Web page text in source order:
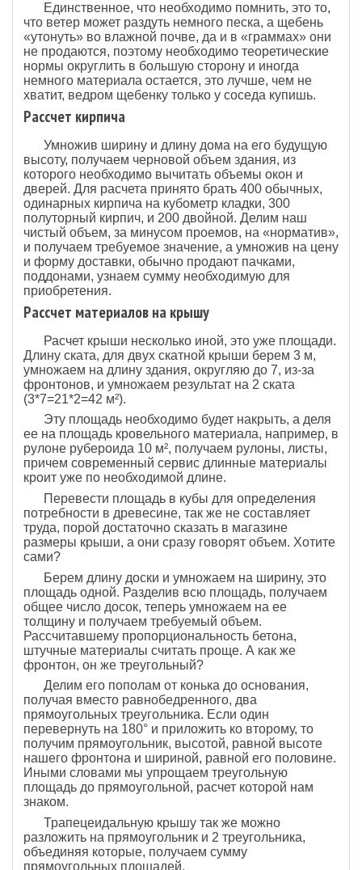
Единственное, что необходимо помнить, это то,
что ветер может раздуть немного песка, а щебень
«утонуть» во влажной почве, да и в «граммах» они
не продаются, поэтому необходимо теоретические
нормы округлить в большую сторону и иногда
немного материала остается, это лучше, чем не
хватит, ведром щебенку только у соседа купишь.
Рассчет кирпича
Умножив ширину и длину дома на его будущую
высоту, получаем черновой объем здания, из
которого необходимо вычитать объемы окон и
дверей. Для расчета принято брать 400 обычных,
одинарных кирпича на кубометр кладки, 300
полуторный кирпич, и 200 двойной. Делим наш
чистый объем, за минусом проемов, на «норматив»,
и получаем требуемое значение, а умножив на цену
и форму доставки, обычно продают пачками,
поддонами, узнаем сумму необходимую для
приобретения.
Рассчет материалов на крышу
Расчет крыши несколько иной, это уже площади.
Длину ската, для двух скатной крыши берем 3 м,
умножаем на длину здания, округляю до 7, из-за
фронтонов, и умножаем результат на 2 ската
(3*7=21*2=42 м²).
Эту площадь необходимо будет накрыть, а деля
ее на площадь кровельного материала, например, в
рулоне рубероида 10 м², получаем рулоны, листы,
причем современный сервис длинные материалы
кроит уже по необходимой длине.
Перевести площадь в кубы для определения
потребности в древесине, так же не составляет
труда, порой достаточно сказать в магазине
размеры крыши, а они сразу говорят объем. Хотите
сами?
Берем длину доски и умножаем на ширину, это
площадь одной. Разделив всю площадь, получаем
общее число досок, теперь умножаем на ее
толщину и получаем требуемый объем.
Рассчитавшему пропорциональность бетона,
штучные материалы считать проще. А как же
фронтон, он же треугольный?
Делим его пополам от конька до основания,
получая вместо равнобедренного, два
прямоугольных треугольника. Если один
перевернуть на 180° и приложить ко второму, то
получим прямоугольник, высотой, равной высоте
нашего фронтона и шириной, равной его половине.
Иными словами мы упрощаем треугольную
площадь до прямоугольной, расчет которой нам
знаком.
Трапецеидальную крышу так же можно
разложить на прямоугольник и 2 треугольника,
объединяя которые, получаем сумму
прямоугольных площадей.